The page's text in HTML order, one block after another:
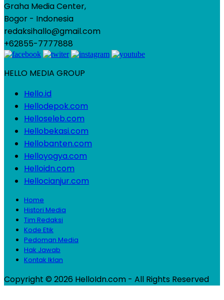
Graha Media Center,
Bogor - Indonesia
redaksihallo@gmail.com
+62855-7777888
HELLO MEDIA GROUP
Hello.id
Hellodepok.com
Helloseleb.com
Hellobekasi.com
Hellobanten.com
Helloyogya.com
Helloidn.com
Hellocianjur.com
Home
Histori Media
Tim Redaksi
Kode Etik
Pedoman Media
Hak Jawab
Kontak Iklan
Copyright © 2026 HelloIdn.com - All Rights Reserved